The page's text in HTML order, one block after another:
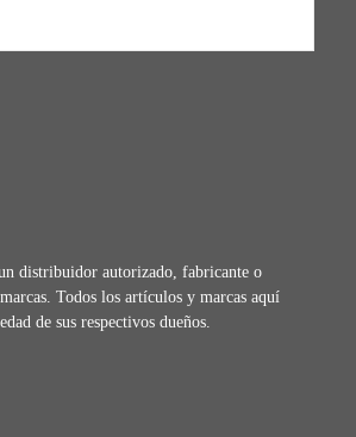
distribuidor autorizado, fabricante o
Todos los artículos y marcas aquí
de sus respectivos dueños.